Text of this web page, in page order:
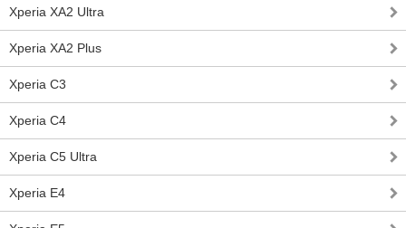
Xperia XA2 Ultra
Xperia XA2 Plus
Xperia C3
Xperia C4
Xperia C5 Ultra
Xperia E4